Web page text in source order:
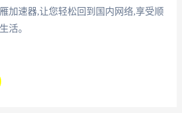
加速器,让您轻松回到国内网络,享受顺
活。